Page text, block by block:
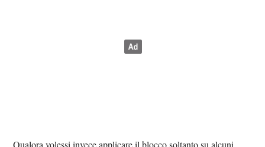
Qualora volessi invece applicare il blocco soltanto su alcuni